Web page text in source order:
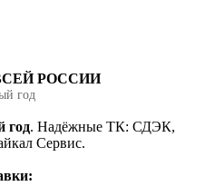
РОССИИ
год
год. Надёжные ТК: СДЭК,
Сервис.